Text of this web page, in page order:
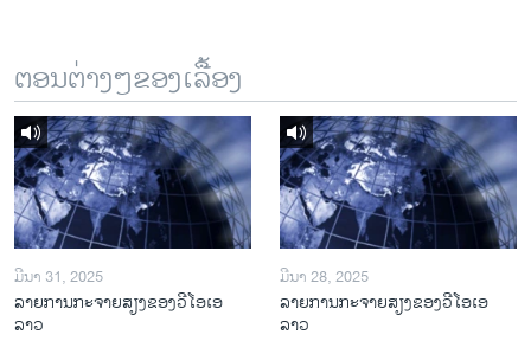
ຕອນຕ່າງໆຂອງເລື້ອງ
ມີນາ 31, 2025
ລາຍການກະຈາຍສຽງຂອງວີໂອເອ
ລາວ
ມີນາ 28, 2025
ລາຍການກະຈາຍສຽງຂອງວີໂອເອ
ລາວ